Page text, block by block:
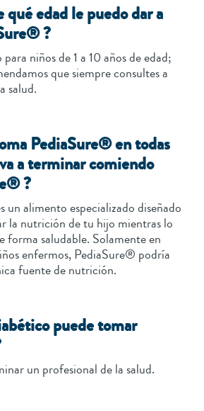
edad le puedo dar a
?
niños de 1 a 10 años de edad;
que siempre consultes a
salud.
PediaSure® en todas
a terminar comiendo
?
un alimento especializado diseñado
la nutrición de tu hijo mientras lo
forma saludable. Solamente en
enfermos, PediaSure® podría
fuente de nutrición.
puede tomar
un profesional de la salud.